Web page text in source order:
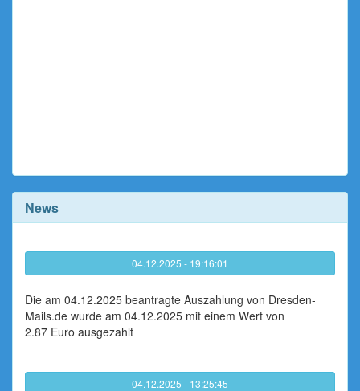
News
04.12.2025 - 19:16:01
Die am 04.12.2025 beantragte Auszahlung von Dresden-
Mails.de wurde am 04.12.2025 mit einem Wert von
2.87 Euro ausgezahlt
04.12.2025 - 13:25:45